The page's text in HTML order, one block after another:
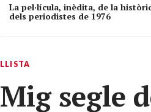
La pel·lícula, inèdita, de la
dels periodistes de 1976
LLISTA
Mig segle